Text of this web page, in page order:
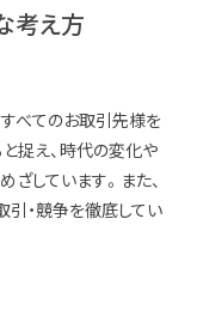
考え方
すべてのお取引先様を
捉え、時代の変化や
しています。また、
引・競争を徹底してい